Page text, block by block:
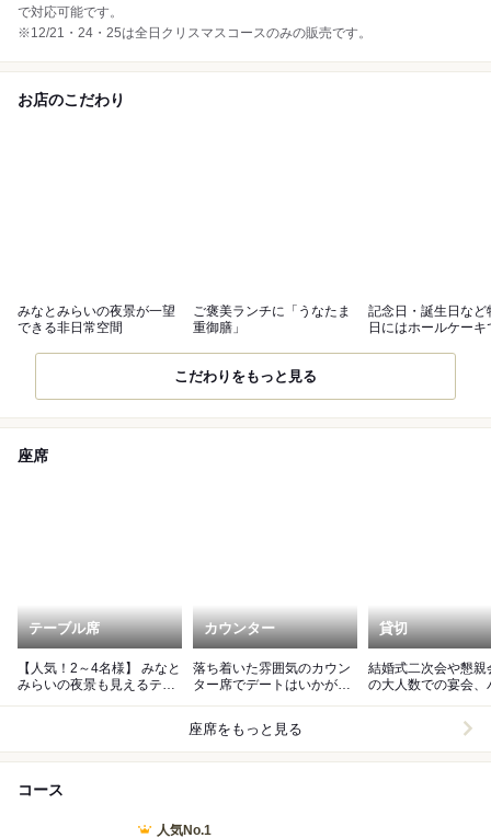
で対応可能です。
※12/21・24・25は全日クリスマスコースのみの販売です。
お店のこだわり
みなとみらいの夜景が一望
できる非日常空間
ご褒美ランチに「うなたま
重御膳」
記念日・誕生日など
日にはホールケーキ
こだわりをもっと見る
座席
テーブル席
【人気！2～4名様】 みなと
みらいの夜景も見えるテー
カウンター
落ち着いた雰囲気のカウン
ター席でデートはいかがで
貸切
結婚式二次会や懇親
の大人数での宴会、
座席をもっと見る
コース
人気No.1